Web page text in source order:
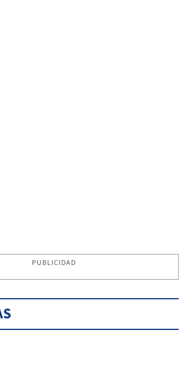
PUBLICIDAD